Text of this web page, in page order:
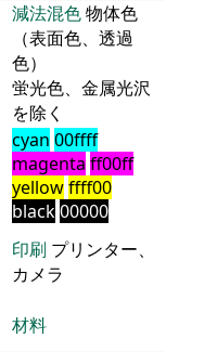
減法混色物体色
（表面色、透過
色）
蛍光色、金属光沢
を除く
cyan 00ffff
magenta ff00ff
yellowffff00
black00000
印刷 プリンター、
カメラ
材料